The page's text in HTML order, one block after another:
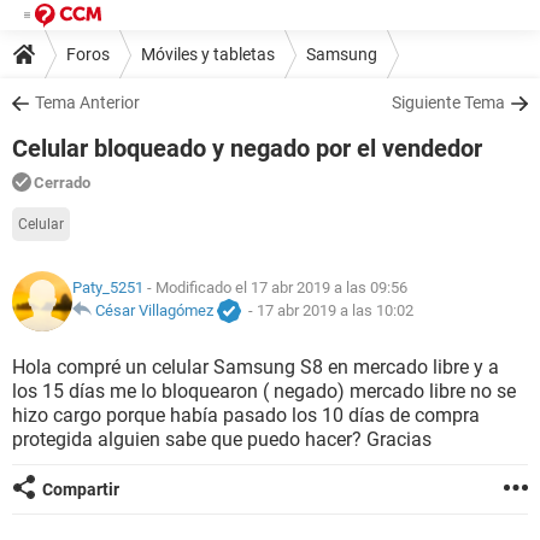
Foros Móviles y tabletas Samsung
Tema Anterior Siguiente Tema
Celular bloqueado y negado por el vendedor
Cerrado
Celular
Paty_5251 - Modificado el 17 abr 2019 a las 09:56
César Villagómez
- 17 abr 2019 a las 10:02
Hola compré un celular Samsung S8 en mercado libre y a
los 15 días me lo bloquearon ( negado) mercado libre no se
hizo cargo porque había pasado los 10 días de compra
protegida alguien sabe que puedo hacer? Gracias
Compartir